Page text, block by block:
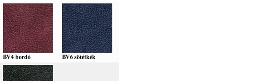
BV4 bordó BV6 sötétkék